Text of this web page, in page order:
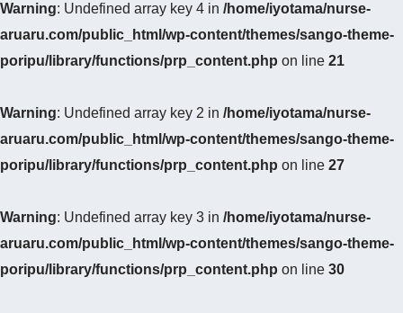
Warning: Undefined array key 4 in /home/iyotama/nurse-
aruaru.com/public_html/wp-content/themes/sango-theme-
poripu/library/functions/prp_content.php on line 21
Warning: Undefined array key 2 in /home/iyotama/nurse-
aruaru.com/public_html/wp-content/themes/sango-theme-
poripu/library/functions/prp_content.php on line 27
Warning: Undefined array key 3 in /home/iyotama/nurse-
aruaru.com/public_html/wp-content/themes/sango-theme-
poripu/library/functions/prp_content.php on line 30